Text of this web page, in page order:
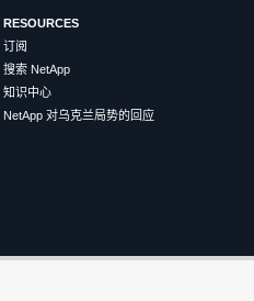
RESOURCES
订阅
搜索 NetApp
知识中心
NetApp 对乌克兰局势的回应